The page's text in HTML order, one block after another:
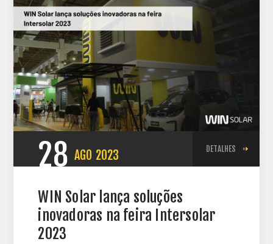
28 AGO 2023 DETALHES
WIN Solar lança soluções
inovadoras na feira Intersolar
2023